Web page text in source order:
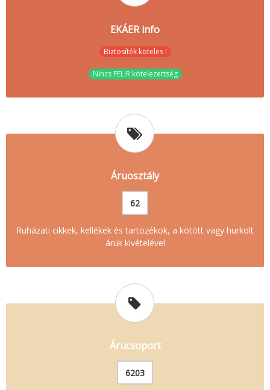
EKÁER info
Biztosíték köteles !
Nincs FELIR kötelezettség
Áruosztály
62
Ruházati cikkek, kellékek és tartozékok, a kötött vagy hurkolt
áruk kivételével
Árucsoport
6203